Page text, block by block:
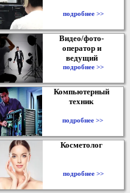
подробнее >>
Видео/фото-
оператор и
ведущий
подробнее >>
Компьютерный
техник
подробнее >>
Косметолог
подробнее >>